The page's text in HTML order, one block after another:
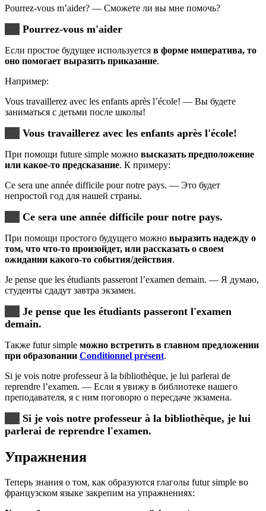
Pourrez-vous m’aider? — Сможете ли вы мне помочь?
Pourrez-vous m'aider
Если простое будущее используется в форме императива, то
оно помогает выразить приказание.
Например:
Vous travaillerez avec les enfants après l’école! — Вы будете
заниматься с детьми после школы!
Vous travaillerez avec les enfants après l'école!
При помощи future simple можно высказать предположение
или какое-то предсказание. К примеру:
Ce sera une année difficile pour notre pays. — Это будет
непростой год для нашей страны.
Ce sera une année difficile pour notre pays.
При помощи простого будущего можно выразить надежду о
том, что что-то произойдет, или рассказать о своем
ожидании какого-то события/действия.
Je pense que les étudiants passeront l’examen demain. — Я думаю,
студенты сдадут завтра экзамен.
Je pense que les étudiants passeront l'examen
demain.
Также futur simple можно встретить в главном предложении
при образовании Conditionnel présent.
Si je vois notre professeur à la bibliothèque, je lui parlerai de
reprendre l’examen. — Если я увижу в библиотеке нашего
преподавателя, я с ним поговорю о пересдаче экзамена.
Si je vois notre professeur à la bibliothèque, je lui
parlerai de reprendre l'examen.
Упражнения
Теперь знания о том, как образуются глаголы futur simple во
французском языке закрепим на упражнениях: